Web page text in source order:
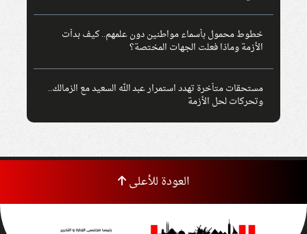
خطوط محمول بأسماء مواطنين دون علمهم.. كيف بدأت
الأزمة وماذا فعلت الجهات المختصة؟
مستحقات متأخرة تهدد استمرار عبد الله السعيد مع الزمالك..
وتحركات لحل الأزمة
العودة للأعلى